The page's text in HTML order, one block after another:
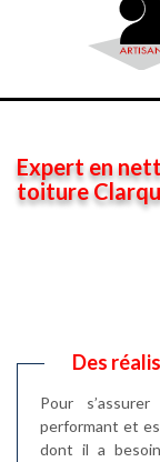
Expert en
toiture
Des
Pour
performant et
dont il a